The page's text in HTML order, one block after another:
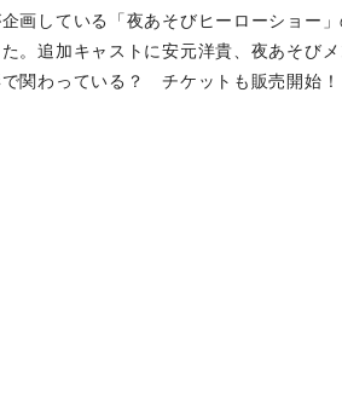
画している「夜あそびヒーローショー
。追加キャストに安元洋貴、夜あそび
関わっている？ チケットも販売開始！